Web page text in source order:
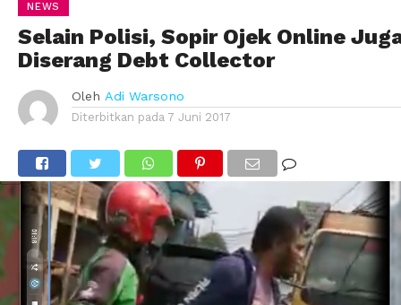
NEWS
Selain Polisi, Sopir Ojek Online
Diserang Debt Collector
Oleh Adi Warsono
Diterbitkan pada 7 Juni 2017